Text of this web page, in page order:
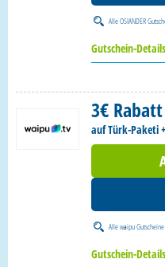
AlleOSIANDER
Gutschein-Details
3€ Rabatt
auf Türk-Paketi
Allewaipu Gutscheine
Gutschein-Details